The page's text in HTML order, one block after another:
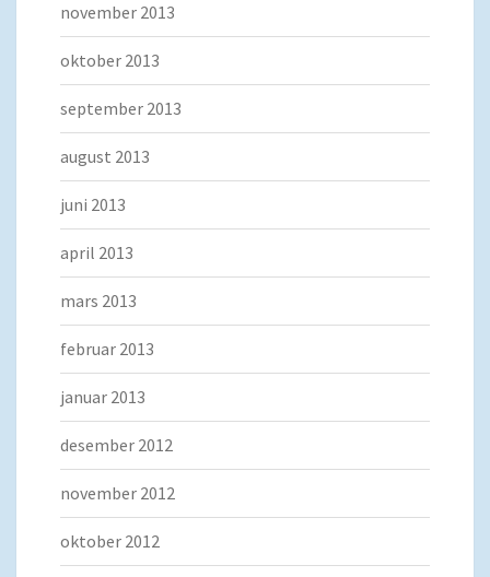
november 2013
oktober 2013
september 2013
august 2013
juni 2013
april 2013
mars 2013
februar 2013
januar 2013
desember 2012
november 2012
oktober 2012